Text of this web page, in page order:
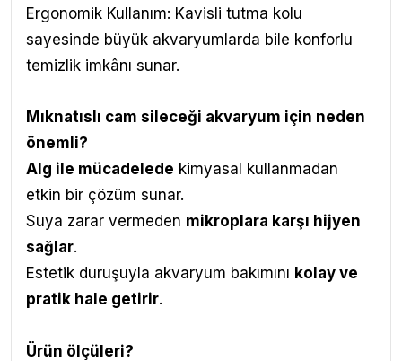
Ergonomik Kullanım: Kavisli tutma kolu
sayesinde büyük akvaryumlarda bile konforlu
temizlik imkânı sunar.
Mıknatıslı cam sileceği akvaryum için neden
önemli?
Alg ile mücadelede kimyasal kullanmadan
etkin bir çözüm sunar.
Suya zarar vermeden mikroplara karşı hijyen
sağlar.
Estetik duruşuyla akvaryum bakımını kolay ve
pratik hale getirir.
Ürün ölçüleri?